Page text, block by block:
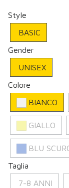
Style
BASIC
Gender
UNISEX
Colore
BIANCO
GIALLO
BLU
Taglia
7-8 ANNI